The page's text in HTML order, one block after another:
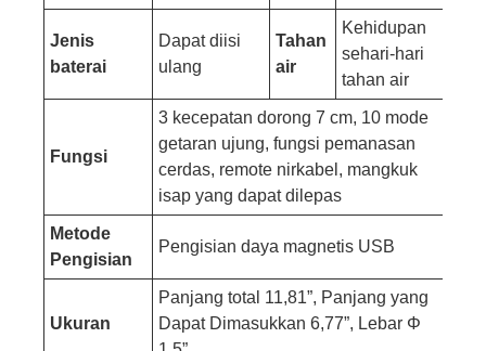
Jenis
baterai
Dapat diisi
ulang
Tahan
air
Kehidupan
sehari-hari
tahan air
Fungsi
3 kecepatan dorong 7 cm, 10 mode
getaran ujung, fungsi pemanasan
cerdas, remote nirkabel, mangkuk
isap yang dapat dilepas
Metode
Pengisian
Pengisian daya magnetis USB
Ukuran
Panjang total 11,81”, Panjang yang
Dapat Dimasukkan 6,77”, Lebar Φ